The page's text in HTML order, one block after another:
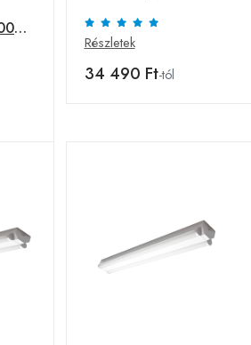
120cm
Részletek
34 490 Ft-tól